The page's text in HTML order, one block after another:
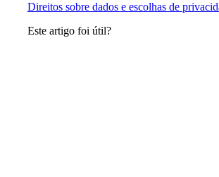
Direitos sobre dados e escolhas de
Este artigo foi útil?